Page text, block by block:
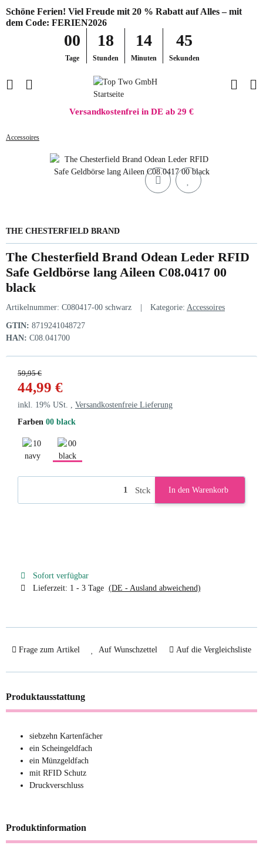
Schöne Ferien! Viel Freude mit 20 % Rabatt auf Alles – mit
dem Code: FERIEN2026
00
Tage
18
Stunden
14
Minuten
45
Sekunden
Versandkostenfrei in DE ab 29 €
Accessoires
THE CHESTERFIELD BRAND
The Chesterfield Brand Odean Leder RFID
Safe Geldbörse lang Aileen C08.0417 00
black
Artikelnummer: C080417-00 schwarz Kategorie: Accessoires
GTIN: 8719241048727
HAN: C08.041700
59,95 €
44,99 €
inkl. 19% USt. , Versandkostenfreie Lieferung
Farben 00 black
Stck In den Warenkorb
Sofort verfügbar
Lieferzeit: 1 - 3 Tage (DE - Ausland abweichend)
Frage zum Artikel Auf Wunschzettel Auf die Vergleichsliste
Produktausstattung
siebzehn Kartenfächer
ein Scheingeldfach
ein Münzgeldfach
mit RFID Schutz
Druckverschluss
Produktinformation